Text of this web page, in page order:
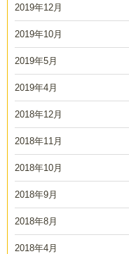
2019年12月
2019年10月
2019年5月
2019年4月
2018年12月
2018年11月
2018年10月
2018年9月
2018年8月
2018年4月